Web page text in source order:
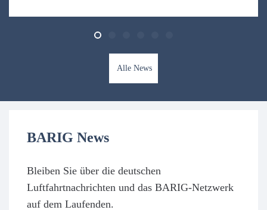
Alle News
BARIG News
Bleiben Sie über die deutschen
Luftfahrtnachrichten und das BARIG-Netzwerk
auf dem Laufenden.